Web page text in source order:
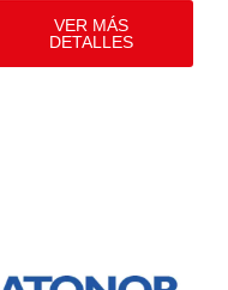
VER MÁS
DETALLES